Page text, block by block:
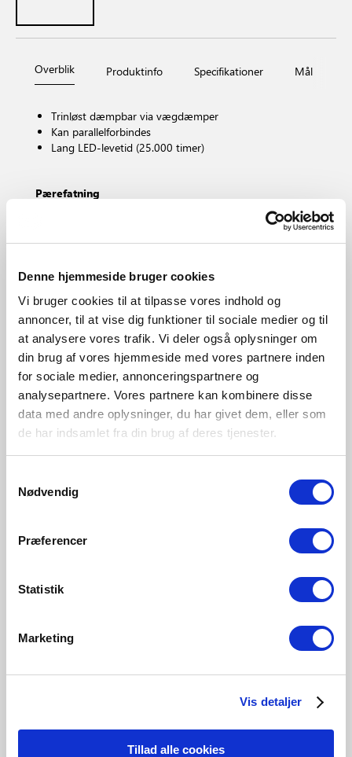
Denne hjemmeside bruger cookies
Vi bruger cookies til at tilpasse vores indhold og
annoncer, til at vise dig funktioner til sociale medier og til
at analysere vores trafik. Vi deler også oplysninger om
din brug af vores hjemmeside med vores partnere inden
for sociale medier, annonceringspartnere og
analysepartnere. Vores partnere kan kombinere disse
data med andre oplysninger, du har givet dem, eller som
de har indsamlet fra din brug af deres tjenester.
Nødvendig
Præferencer
Statistik
Marketing
Vis detaljer
Tillad alle cookies
Overblik Produktinfo Specifikationer Mål
Trinløst dæmpbar via vægdæmper
Kan parallelforbindes
Lang LED-levetid (25.000 timer)
Pærefatning
Ja, har indbygget dæmpbar lyskilde til vægdæmper
2700
Lysstyrke (lumen)
345.0
IP-vurdering
IP23
Område
Indendørs
Primært materiale
Metal